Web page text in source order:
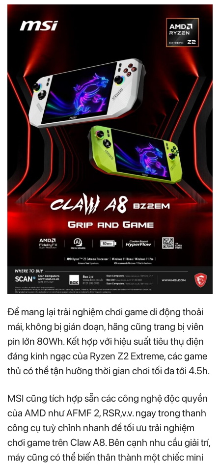
Để mang lại trải nghiệm chơi game di động thoải
mái, không bị gián đoạn, hãng cũng trang bị viên
pin lớn 80Wh. Kết hợp với hiệu suất tiêu thụ điện
đáng kinh ngạc của Ryzen Z2 Extreme, các game
thủ có thể tận hưởng thời gian chơi tối đa tới 4.5h.
MSI cũng tích hợp sẵn các công nghệ độc quyền
của AMD như AFMF 2, RSR,v.v. ngay trong thanh
công cụ tuỳ chỉnh nhanh để tối ưu trải nghiệm
chơi game trên Claw A8. Bên cạnh nhu cầu giải trí,
máy cũng có thể biến thân thành một chiếc mini